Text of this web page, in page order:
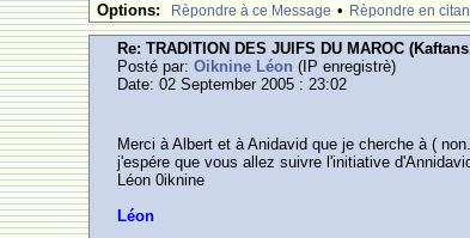
Options: Rèpondre à ce Message • Rèpondre en
Re: TRADITION DES JUIFS DU MAROC
Posté par:Oiknine Léon (IP enregistrè)
Date: 02 September 2005 : 23:02
Merci à Albert et à Anidavid que je cherche à (
j'espére que vous allez suivre l'initiative
Léon 0iknine
Léon